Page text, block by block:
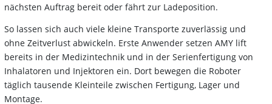
nächsten Auftrag bereit oder fährt zur Ladeposition.
So lassen sich auch viele kleine Transporte zuverlässig und
ohne Zeitverlust abwickeln. Erste Anwender setzen AMY lift
bereits in der Medizintechnik und in der Serienfertigung von
Inhalatoren und Injektoren ein. Dort bewegen die Roboter
täglich tausende Kleinteile zwischen Fertigung, Lager und
Montage.